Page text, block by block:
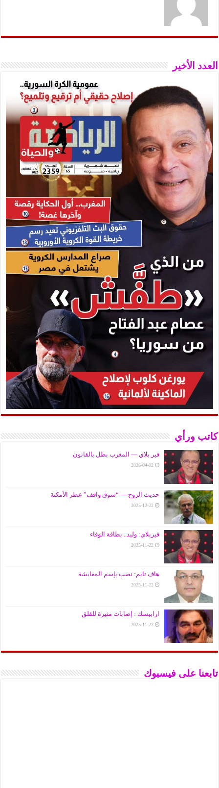
العدد الأخير
كاتب ورأي
فير بلاي — المغرب بطل بالقانون
2026-04-02
حديث الروح — “سوق واقف” عطر الأمكنة
2025-12-22
فيربلاي: وليد.. بطاقة الوفاء
2025-11-22
هاف تايم: نصب بإسم المعايشة
2025-11-22
ارابيسك : إصابات مثيرة للقلق
2025-11-22
تابعنا على فيسبوك